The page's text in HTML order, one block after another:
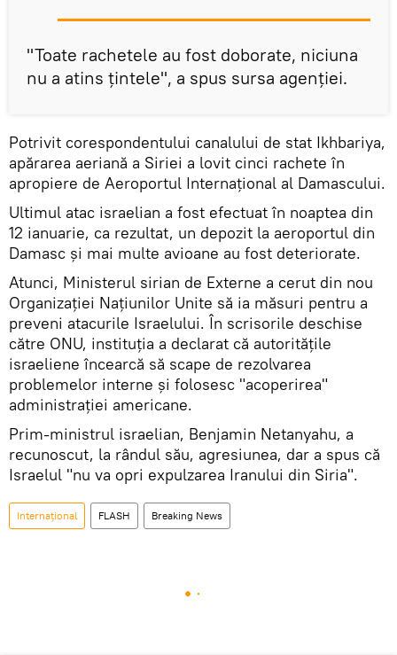
"Toate rachetele au fost doborate, niciuna
nu a atins ţintele", a spus sursa agenției.
Potrivit corespondentului canalului de stat Ikhbariya,
apărarea aeriană a Siriei a lovit cinci rachete în
apropiere de Aeroportul Internațional al Damascului.
Ultimul atac israelian a fost efectuat în noaptea din
12 ianuarie, ca rezultat, un depozit la aeroportul din
Damasc și mai multe avioane au fost deteriorate.
Atunci, Ministerul sirian de Externe a cerut din nou
Organizației Națiunilor Unite să ia măsuri pentru a
preveni atacurile Israelului. În scrisorile deschise
către ONU, instituţia a declarat că autoritățile
israeliene încearcă să scape de rezolvarea
problemelor interne și folosesc "acoperirea"
administrației americane.
Prim-ministrul israelian, Benjamin Netanyahu, a
recunoscut, la rândul său, agresiunea, dar a spus că
Israelul "nu va opri expulzarea Iranului din Siria".
Internaţional FLASH Breaking News